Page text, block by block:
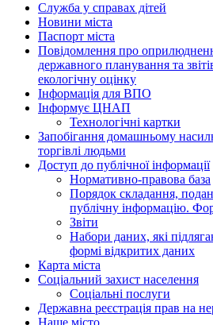
Служба у справах дітей
Новини міста
Паспорт міста
Повідомлення про
державного планування та
екологічну оцінку
Інформація для ВПО
Інформує ЦНАП
Технологічні картки
Запобігання домашньому
торгівлі людьми
Доступ до публічної інформації
Нормативно-правова база
Порядок складання,
публічну інформацію.
Звіти
Набори даних, які
формі відкритих даних
Карта міста
Соціальний захист населення
Соціальні послуги
Державна реєстрація прав на
Наше місто